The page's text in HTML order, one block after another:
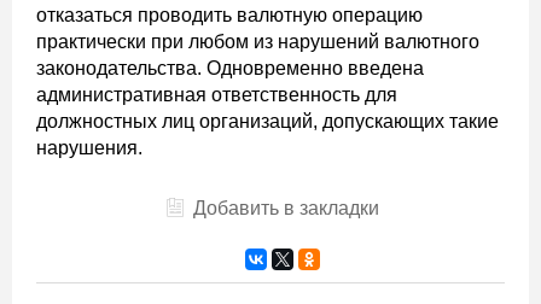
отказаться проводить валютную операцию
практически при любом из нарушений валютного
законодательства. Одновременно введена
административная ответственность для
должностных лиц организаций, допускающих такие
нарушения.
Добавить в закладки